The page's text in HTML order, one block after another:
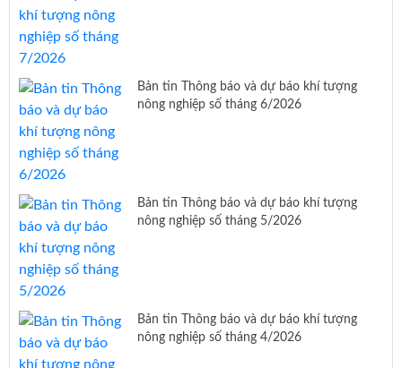
Bản tin Thông báo và dự báo khí tượng
nông nghiệp số tháng 6/2026
Bản tin Thông báo và dự báo khí tượng
nông nghiệp số tháng 5/2026
Bản tin Thông báo và dự báo khí tượng
nông nghiệp số tháng 4/2026